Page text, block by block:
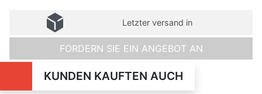
Letzter versand in
FORDERN SIE EIN ANGEBOT AN
KUNDEN KAUFTEN AUCH